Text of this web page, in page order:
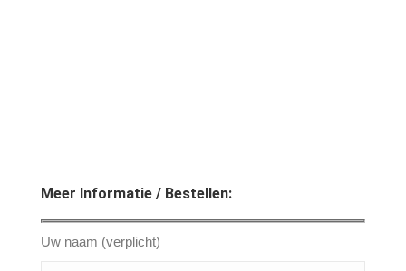
Meer Informatie / Bestellen:
Uw naam (verplicht)